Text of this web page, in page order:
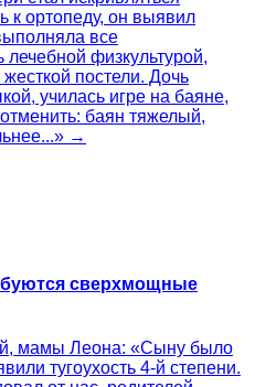
к ортопеду, он выявил
все
физкультурой,
постели. Дочь
училась игре на баяне,
баян тяжелый,
→
сверхмощные
мамы Леона: «Сыну было
тугоухость 4-й степени.